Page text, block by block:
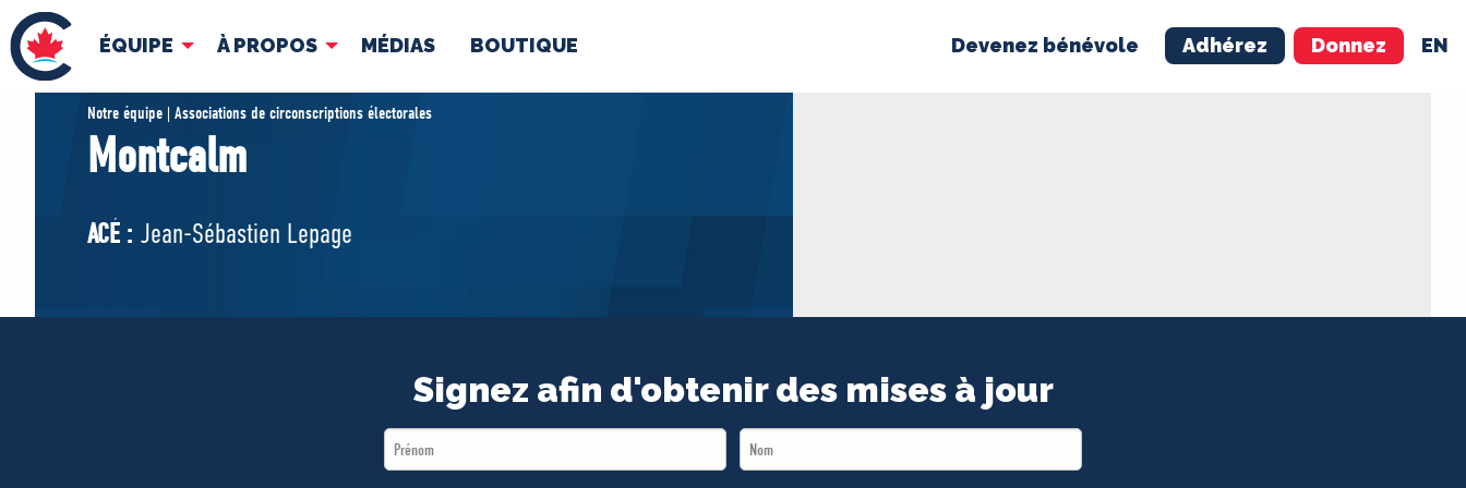
ÉQUIPE À PROPOS MÉDIAS BOUTIQUE Devenez bénévole Adhérez Donnez EN
ÉQUIPE
Pierre Poilievre
Cabinet fantôme
ACÉ
À PROPOS MÉDIAS
Notre équipe | Associations de circonscriptions électorales
Montcalm
ACÉ : Jean-Sébastien Lepage
Signez afin d'obtenir des mises à jour
First
Name
Last
Name